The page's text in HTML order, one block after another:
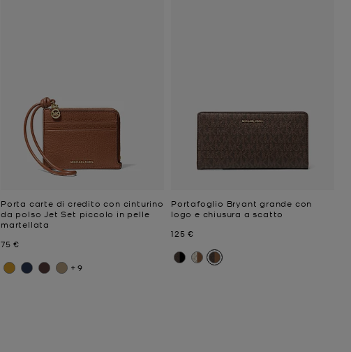
Porta carte di credito con cinturino
da polso Jet Set piccolo in pelle
martellata
Prezzo attuale
75 €
+9
Portafoglio Bryant grande con
logo e chiusura a scatto
Prezzo attuale
125 €